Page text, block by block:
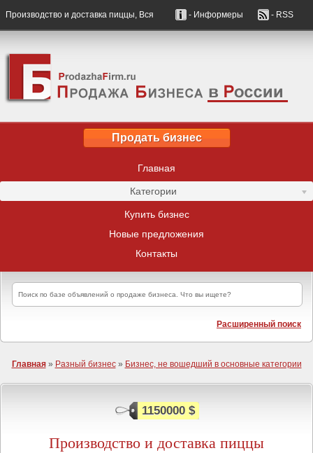
Производство и доставка пиццы, Вся - Информеры - RSS
Продать бизнес
Главная
Категории
Купить бизнес
Новые предложения
Контакты
Расширенный поиск
Главная» Разный бизнес» Бизнес, не вошедший в основные категории
1150000 $
Производство и доставка пиццы